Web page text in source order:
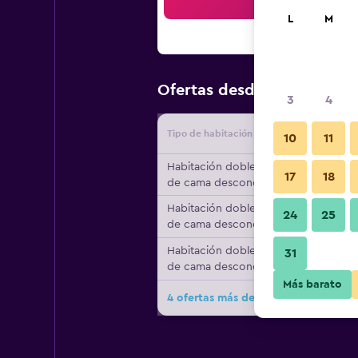
Ofertas desde Oferta
Tipo de habitación
Habitación doble, tipo
de cama desconocido
Habitación doble, tipo
de cama desconocido
Habitación doble, tipo
de cama desconocido
4 ofertas más de Nuthurst Grange
L M
3 4
10 11
17 18
24 25
31
Más barato